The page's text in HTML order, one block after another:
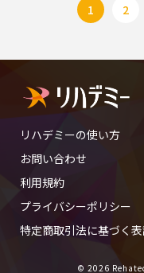
1 2
リハデミーの使い方
お問い合わせ
利用規約
プライバシーポリシー
特定商取引法に基づく
© 2026